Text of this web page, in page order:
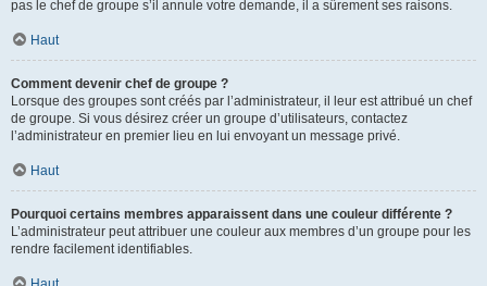
pas le chef de groupe s’il annule votre demande, il a sûrement ses raisons.
Haut
Comment devenir chef de groupe ?
Lorsque des groupes sont créés par l’administrateur, il leur est attribué un chef
de groupe. Si vous désirez créer un groupe d’utilisateurs, contactez
l’administrateur en premier lieu en lui envoyant un message privé.
Haut
Pourquoi certains membres apparaissent dans une couleur différente ?
L’administrateur peut attribuer une couleur aux membres d’un groupe pour les
rendre facilement identifiables.